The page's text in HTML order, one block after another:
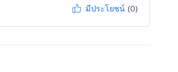
มีประโยชน์ (0)